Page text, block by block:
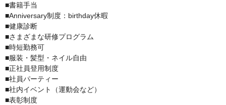
■書籍手当
■Anniversary制度：birthday休暇
■健康診断
■さまざまな研修プログラム
■時短勤務可
■服装・髪型・ネイル自由
■正社員登用制度
■社員パーティー
■社内イベント（運動会など）
■表彰制度